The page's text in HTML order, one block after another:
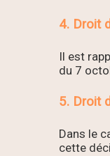
4. Droit
Il est
du 7
5. Droit
Dans le
cette